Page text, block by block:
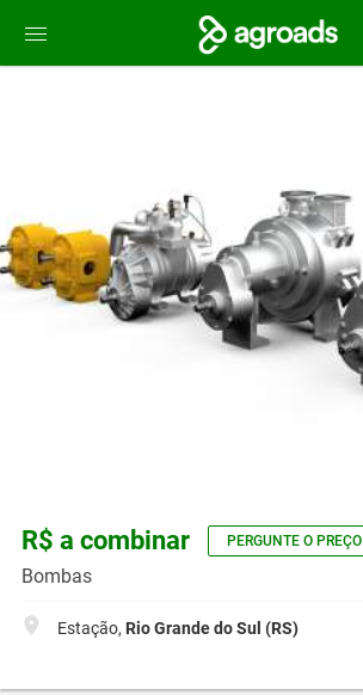
R$ a combinar PERGUNTE O PREÇO
Bombas
Estação, Rio Grande do Sul (RS)